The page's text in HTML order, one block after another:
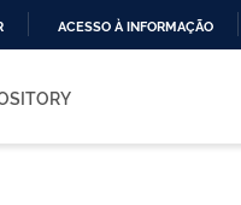
ACESSO À INFORMAÇÃO